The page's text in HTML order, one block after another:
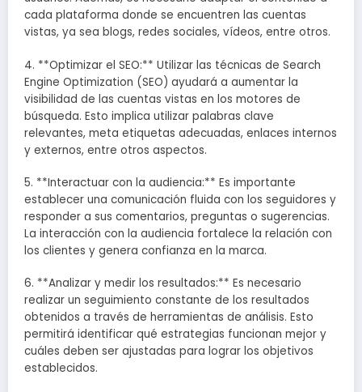
cada plataforma donde se encuentren las cuentas
vistas, ya sea blogs, redes sociales, vídeos, entre otros.
4. **Optimizar el SEO:** Utilizar las técnicas de Search
Engine Optimization (SEO) ayudará a aumentar la
visibilidad de las cuentas vistas en los motores de
búsqueda. Esto implica utilizar palabras clave
relevantes, meta etiquetas adecuadas, enlaces internos
y externos, entre otros aspectos.
5. **Interactuar con la audiencia:** Es importante
establecer una comunicación fluida con los seguidores y
responder a sus comentarios, preguntas o sugerencias.
La interacción con la audiencia fortalece la relación con
los clientes y genera confianza en la marca.
6. **Analizar y medir los resultados:** Es necesario
realizar un seguimiento constante de los resultados
obtenidos a través de herramientas de análisis. Esto
permitirá identificar qué estrategias funcionan mejor y
cuáles deben ser ajustadas para lograr los objetivos
establecidos.